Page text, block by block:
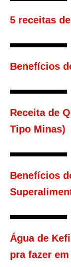
5 receitas
Benefícios
Receita de
Tipo Minas)
Benefícios
Água de
pra fazer em